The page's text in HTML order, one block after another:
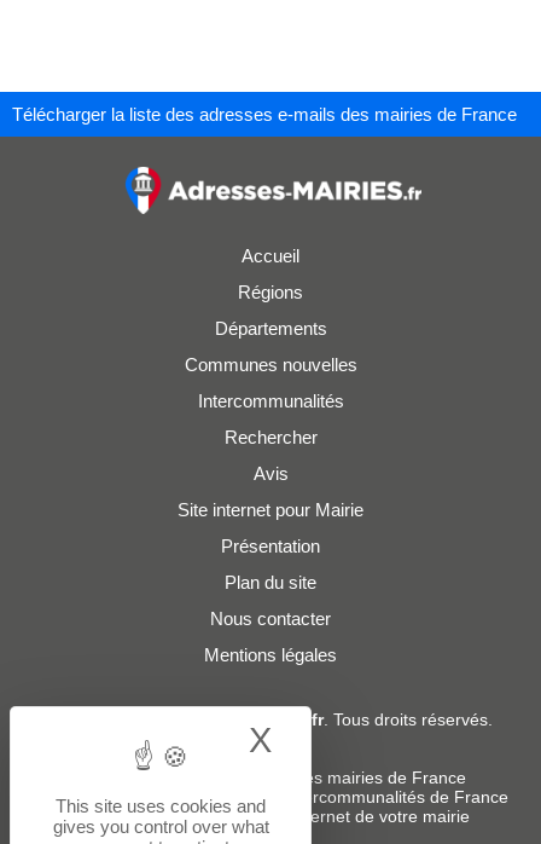
Télécharger la liste des adresses e-mails des mairies de France
Accueil
Régions
Départements
Communes nouvelles
Intercommunalités
Rechercher
Avis
Site internet pour Mairie
Présentation
Plan du site
Nous contacter
Mentions légales
Adresses-Mairies.fr. Tous droits réservés.
Services :
Liste des adresses e-mails des mairies de France
Liste des adresses e-mails des intercommunalités de France
-Création ou refonte du site internet de votre mairie
This site uses cookies and
gives you control over what
X